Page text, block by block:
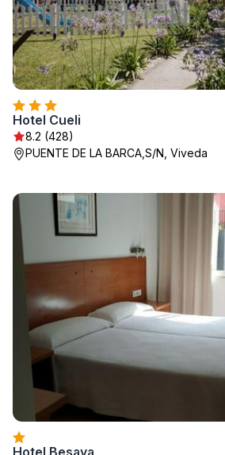
Hotel Cueli
8.2 (428)
PUENTE DE LA BARCA,S/N, Viveda
Hotel Besaya